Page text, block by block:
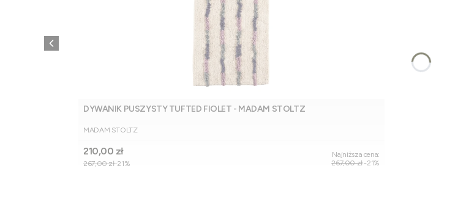
Dodaj do koszyka
DYWANIK PUSZYSTY TUFTED FIOLET - MADAM STOLTZ
PRODUCENT
MADAM STOLTZ
Cena promocyjna
210,00 zł
267,00 zł-21%
Najniższa cena:
267,00 zł -21%